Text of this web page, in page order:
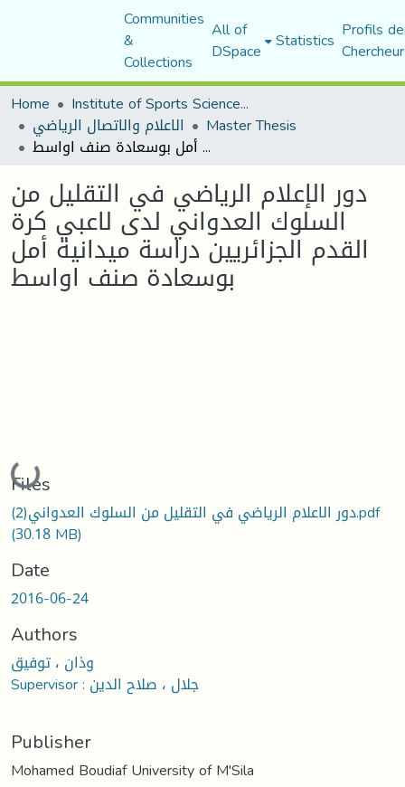
Communities
&
Collections
All of
DSpace Statistics Profils
Home
Institute of Sports Sciences and Techniques
الاعلام والاتصال الرياضي Master Thesis
دور الإعلام الرياضي في التقليل من السلوك العدواني لدى لاعبي كرة القدم الجزائريين دراسة ميدانية أمل بوسعادة صنف اواسط
دور الإعلام الرياضي في التقليل من
السلوك العدواني لدى لاعبي كرة
القدم الجزائريين دراسة ميدانية أمل
بوسعادة صنف اواسط
Files
دور الاعلام الرياضي في التقليل من السلوك العدواني(2).pdf
(30.18 MB)
Date
2016-06-24
Authors
وذان ، توفيق
Supervisor : جلال ، صلاح الدين
Publisher
Mohamed Boudiaf University of M'Sila